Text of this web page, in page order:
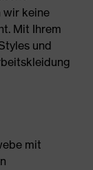
wir keine
Mit Ihrem
und
mit